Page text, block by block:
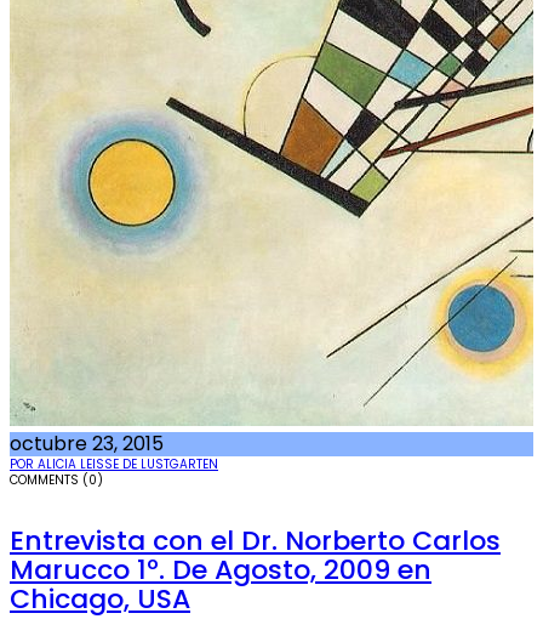
octubre 23, 2015
POR ALICIA LEISSE DE LUSTGARTEN
COMMENTS (0)
Entrevista con el Dr. Norberto Carlos
Marucco 1º. De Agosto, 2009 en
Chicago, USA